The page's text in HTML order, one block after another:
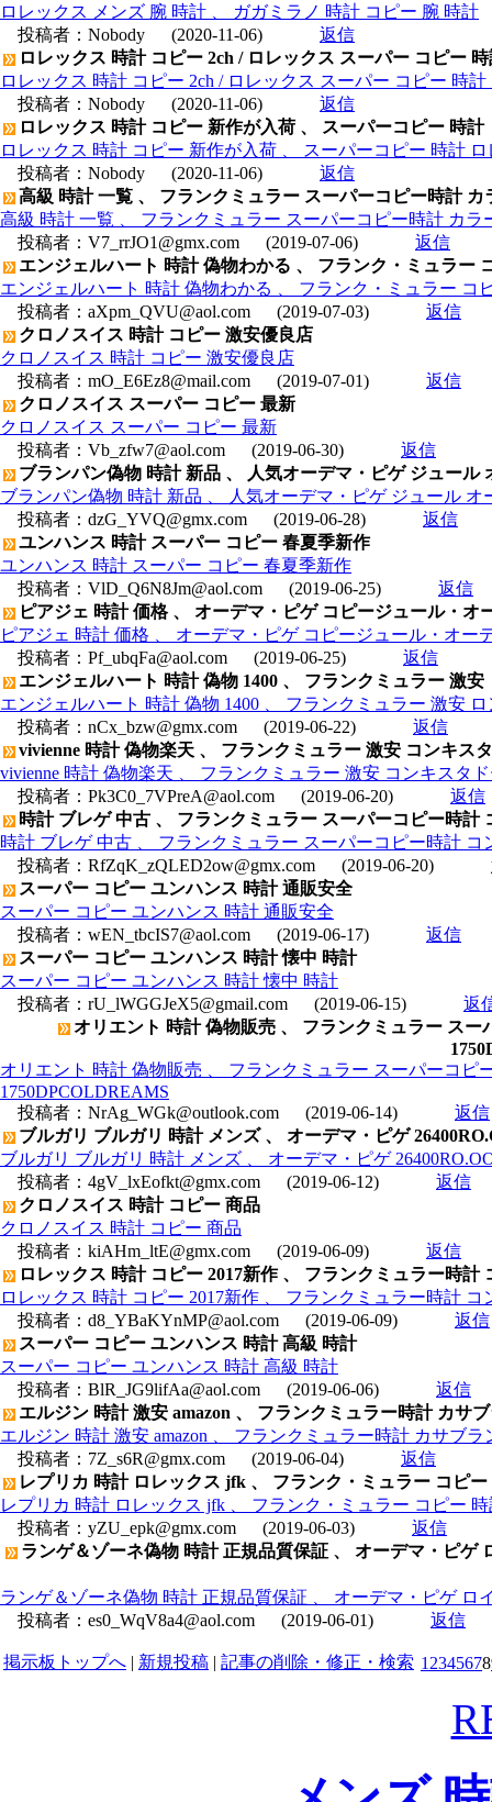
ロレックス メンズ 腕 時計 、 ガガミラノ 時計 コピー 腕 時計
投稿者： Nobody (2020-11-06)
返信
ロレックス 時計 コピー 2ch / ロレックス スーパー コピー
ロレックス 時計 コピー 2ch / ロレックス スーパー コピー 時計
投稿者： Nobody (2020-11-06)
返信
ロレックス 時計 コピー 新作が入荷 、 スーパーコピー 時
ロレックス 時計 コピー 新作が入荷 、 スーパーコピー 時計
投稿者： Nobody (2020-11-06)
返信
高級 時計 一覧 、 フランクミュラー スーパーコピー時計
高級 時計 一覧 、 フランクミュラー スーパーコピー時計 カラ
投稿者： V7_rrJO1@gmx.com (2019-07-06)
返信
エンジェルハート 時計 偽物わかる 、 フランク・ミュラ
エンジェルハート 時計 偽物わかる 、 フランク・ミュラー
投稿者： aXpm_QVU@aol.com (2019-07-03)
返信
クロノスイス 時計 コピー 激安優良店
クロノスイス 時計 コピー 激安優良店
投稿者： mO_E6Ez8@mail.com (2019-07-01)
返信
クロノスイス スーパー コピー 最新
クロノスイス スーパー コピー 最新
投稿者： Vb_zfw7@aol.com (2019-06-30)
返信
ブランパン偽物 時計 新品 、 人気オーデマ・ピゲ ジュール
ブランパン偽物 時計 新品 、 人気オーデマ・ピゲ ジュール オ
投稿者： dzG_YVQ@gmx.com (2019-06-28)
返信
ユンハンス 時計 スーパー コピー 春夏季新作
ユンハンス 時計 スーパー コピー 春夏季新作
投稿者： VlD_Q6N8Jm@aol.com (2019-06-25)
返信
ピアジェ 時計 価格 、 オーデマ・ピゲ コピージュール・
ピアジェ 時計 価格 、 オーデマ・ピゲ コピージュール・オー
投稿者： Pf_ubqFa@aol.com (2019-06-25)
返信
エンジェルハート 時計 偽物 1400 、 フランクミュラー 激
エンジェルハート 時計 偽物 1400 、 フランクミュラー 激安
投稿者： nCx_bzw@gmx.com (2019-06-22)
返信
vivienne 時計 偽物楽天 、 フランクミュラー 激安 コンキス
vivienne 時計 偽物楽天 、 フランクミュラー 激安 コンキスタド
投稿者： Pk3C0_7VPreA@aol.com (2019-06-20)
返信
時計 ブレゲ 中古 、 フランクミュラー スーパーコピー時計
時計 ブレゲ 中古 、 フランクミュラー スーパーコピー時計
投稿者： RfZqK_zQLED2ow@gmx.com (2019-06-20)
スーパー コピー ユンハンス 時計 通販安全
スーパー コピー ユンハンス 時計 通販安全
投稿者： wEN_tbcIS7@aol.com (2019-06-17)
返信
スーパー コピー ユンハンス 時計 懐中 時計
スーパー コピー ユンハンス 時計 懐中 時計
投稿者： rU_lWGGJeX5@gmail.com (2019-06-15)
返
オリエント 時計 偽物販売 、 フランクミュラー ス
オリエント 時計 偽物販売 、 フランクミュラー スーパーコ
1750DPCOLDREAMS
投稿者： NrAg_WGk@outlook.com (2019-06-14)
返信
ブルガリ ブルガリ 時計 メンズ 、 オーデマ・ピゲ
ブルガリ ブルガリ 時計 メンズ 、 オーデマ・ピゲ
投稿者： 4gV_lxEofkt@gmx.com (2019-06-12)
返信
クロノスイス 時計 コピー 商品
クロノスイス 時計 コピー 商品
投稿者： kiAHm_ltE@gmx.com (2019-06-09)
返信
ロレックス 時計 コピー 2017新作 、 フランクミュラー時
ロレックス 時計 コピー 2017新作 、 フランクミュラー時計
投稿者： d8_YBaKYnMP@aol.com (2019-06-09)
返信
スーパー コピー ユンハンス 時計 高級 時計
スーパー コピー ユンハンス 時計 高級 時計
投稿者： BlR_JG9lifAa@aol.com (2019-06-06)
返信
エルジン 時計 激安 amazon 、 フランクミュラー時計 カサ
エルジン 時計 激安 amazon 、 フランクミュラー時計 カサブ
投稿者： 7Z_s6R@gmx.com (2019-06-04)
返信
レプリカ 時計 ロレックス jfk 、 フランク・ミュラー コピ
レプリカ 時計 ロレックス jfk 、 フランク・ミュラー コピー
投稿者： yZU_epk@gmx.com (2019-06-03)
返信
ランゲ＆ゾーネ偽物 時計 正規品質保証 、 オーデマ・ピゲ
ランゲ＆ゾーネ偽物 時計 正規品質保証 、 オーデマ・ピゲ ロ
投稿者： es0_WqV8a4@aol.com (2019-06-01) 返信
掲示板トップへ | 新規投稿 | 記事の削除・修正・検索 1 2345678